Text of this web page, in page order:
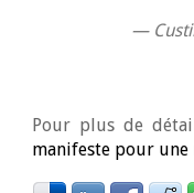
—
Pour plus de
manifeste pour